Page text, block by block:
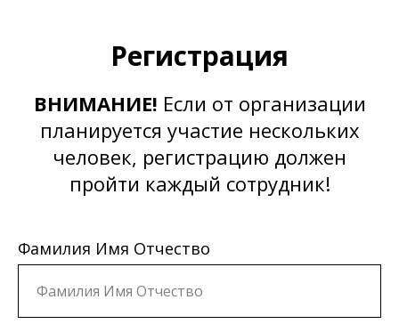
Регистрация
ВНИМАНИЕ! Если от организации
планируется участие нескольких
человек, регистрацию должен
пройти каждый сотрудник!
Фамилия Имя Отчество